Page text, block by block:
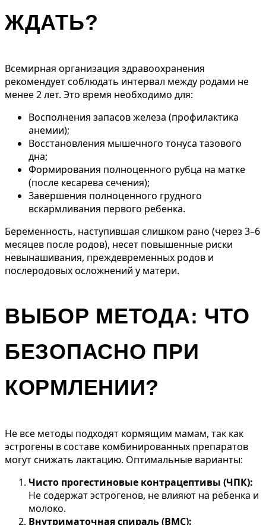
ЖДАТЬ?
Всемирная организация здравоохранения
рекомендует соблюдать интервал между родами не
менее 2 лет. Это время необходимо для:
Восполнения запасов железа (профилактика
анемии);
Восстановления мышечного тонуса тазового
дна;
Формирования полноценного рубца на матке
(после кесарева сечения);
Завершения полноценного грудного
вскармливания первого ребенка.
Беременность, наступившая слишком рано (через 3–6
месяцев после родов), несет повышенные риски
невынашивания, преждевременных родов и
послеродовых осложнений у матери.
ВЫБОР МЕТОДА: ЧТО
БЕЗОПАСНО ПРИ
КОРМЛЕНИИ?
Не все методы подходят кормящим мамам, так как
эстрогены в составе комбинированных препаратов
могут снижать лактацию. Оптимальные варианты:
Чисто прогестиновые контрацептивы (ЧПК):
Не содержат эстрогенов, не влияют на ребенка и
молоко.
Внутриматочная спираль (ВМС):